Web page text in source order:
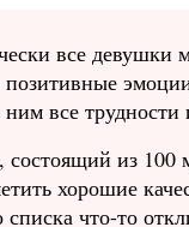
все девушки
позитивные
все трудности
состоящий из 100
хорошие
списка что-то